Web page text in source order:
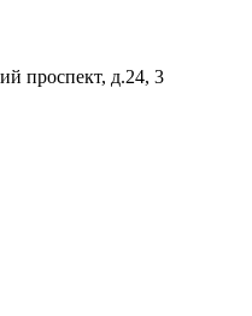
проспект, д.24, 3